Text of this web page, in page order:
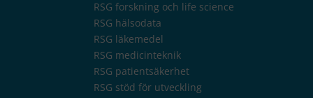
RSG forskning och life science
RSG hälsodata
RSG läkemedel
RSG medicinteknik
RSG patientsäkerhet
RSG stöd för utveckling